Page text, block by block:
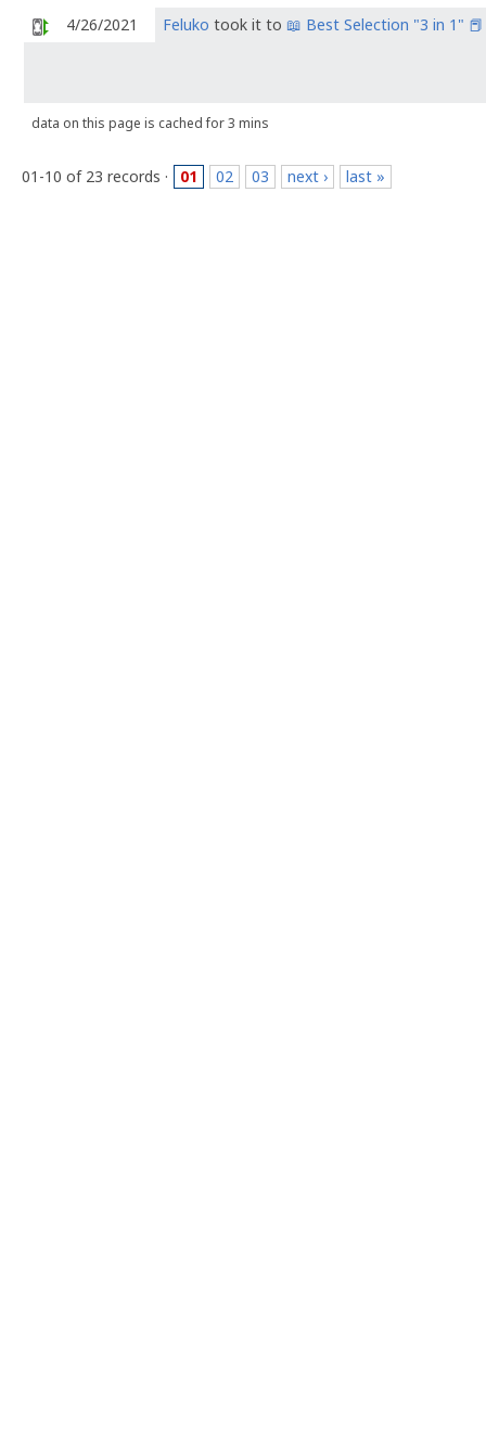
4/26/2021 Feluko took it to 📖 Best Selection "3 in 1" 📕
data on this page is cached for 3 mins
01-10 of 23 records · 01 02 03 next › last »